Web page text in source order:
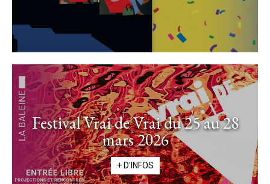
Festival Vrai de Vrai du 25 au 28
mars 2026
+ D'INFOS